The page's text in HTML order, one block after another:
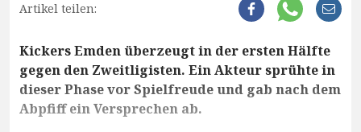
Artikel teilen:
Kickers Emden überzeugt in der ersten Hälfte
gegen den Zweitligisten. Ein Akteur sprühte in
dieser Phase vor Spielfreude und gab nach dem
Abpfiff ein Versprechen ab.